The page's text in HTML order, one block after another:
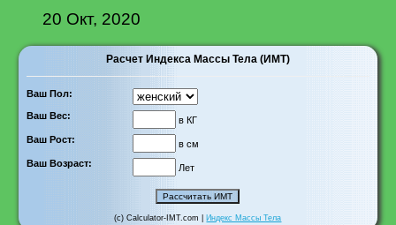
20 Окт, 2020
Расчет Индекса Массы Тела (ИМТ)
Ваш Пол:
Ваш Вес:
в КГ
Ваш Рост:
в см
Ваш Возраст:
Лет
(c) Calculator-IMT.com | Индекс Массы Тела